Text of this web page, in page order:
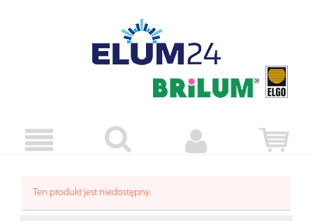
Ten produkt jest niedostępny.